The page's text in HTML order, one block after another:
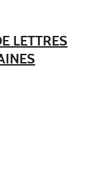
LETTRES